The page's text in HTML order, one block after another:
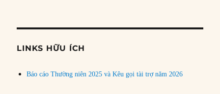
đề
LINKS HỮU ÍCH
Báo cáo Thường niên 2025 và Kêu gọi tài trợ năm 2026